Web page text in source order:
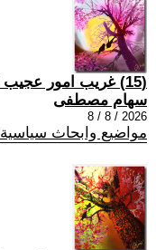
(15) غريب امور عجيب قضية
سهام مصطفى
2026 / 8 / 8
مواضيع وابحاث سياسية